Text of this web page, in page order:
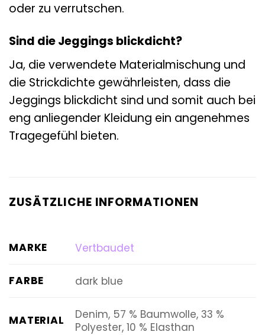
oder zu verrutschen.
Sind die Jeggings blickdicht?
Ja, die verwendete Materialmischung und
die Strickdichte gewährleisten, dass die
Jeggings blickdicht sind und somit auch bei
eng anliegender Kleidung ein angenehmes
Tragegefühl bieten.
ZUSÄTZLICHE INFORMATIONEN
MARKE Vertbaudet
FARBE dark blue
MATERIAL
Denim, 57 % Baumwolle, 33 %
Polyester, 10 % Elasthan